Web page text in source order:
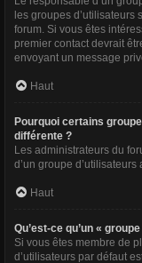
les groupes
forum. Si vous êtes
premier contact devrait
envoyant un message
Haut
Pourquoi certains
différente ?
Les administrateurs du
d’un groupe
Haut
Qu’est-ce qu’un «
Si vous êtes membre de
d’utilisateurs par défaut